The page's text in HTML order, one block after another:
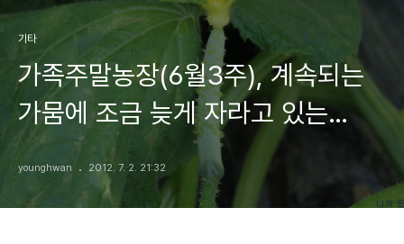
기타
가족주말농장(6월3주), 계속되는
가뭄에 조금 늦게 자라고 있는
작물들
younghwan 2012. 7. 2. 21:32